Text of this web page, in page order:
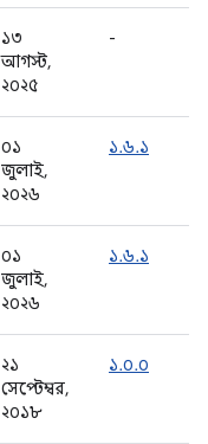
১৩
আগস্ট,
২০২৫
-
০১
জুলাই,
২০২৬
১.৬.১
০১
জুলাই,
২০২৬
১.৬.১
২১
সেপ্টেম্বর,
২০১৮
১.০.০